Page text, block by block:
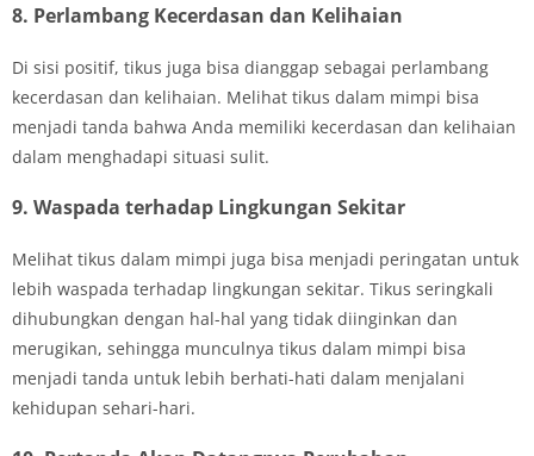
8. Perlambang Kecerdasan dan Kelihaian
Di sisi positif, tikus juga bisa dianggap sebagai perlambang
kecerdasan dan kelihaian. Melihat tikus dalam mimpi bisa
menjadi tanda bahwa Anda memiliki kecerdasan dan kelihaian
dalam menghadapi situasi sulit.
9. Waspada terhadap Lingkungan Sekitar
Melihat tikus dalam mimpi juga bisa menjadi peringatan untuk
lebih waspada terhadap lingkungan sekitar. Tikus seringkali
dihubungkan dengan hal-hal yang tidak diinginkan dan
merugikan, sehingga munculnya tikus dalam mimpi bisa
menjadi tanda untuk lebih berhati-hati dalam menjalani
kehidupan sehari-hari.